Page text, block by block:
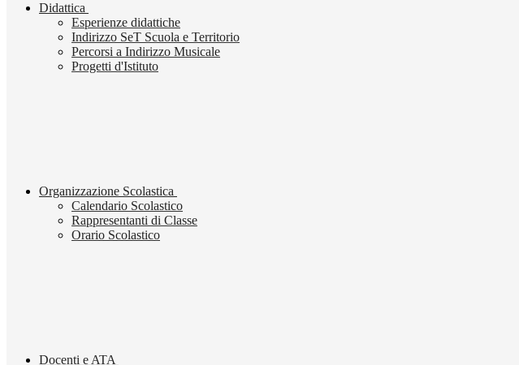
Didattica
Esperienze didattiche
Indirizzo SeT Scuola e Territorio
Percorsi a Indirizzo Musicale
Progetti d'Istituto
Organizzazione Scolastica
Calendario Scolastico
Rappresentanti di Classe
Orario Scolastico
Docenti e ATA